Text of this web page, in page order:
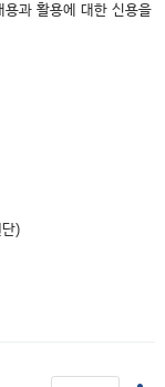
과 활용에 대한 신용을
)